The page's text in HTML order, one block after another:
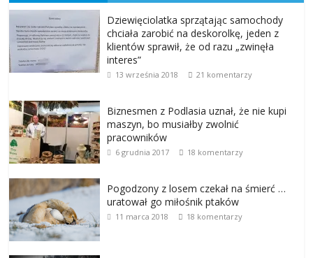
Dziewięciolatka sprzątając samochody
chciała zarobić na deskorolkę, jeden z
klientów sprawił, że od razu „zwinęła
interes”
13 września 2018 21 komentarzy
Biznesmen z Podlasia uznał, że nie kupi
maszyn, bo musiałby zwolnić
pracowników
6 grudnia 2017 18 komentarzy
Pogodzony z losem czekał na śmierć …
uratował go miłośnik ptaków
11 marca 2018 18 komentarzy